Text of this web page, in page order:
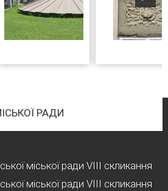
РАДИ
міської ради VIII скликання
міської ради VIII скликання